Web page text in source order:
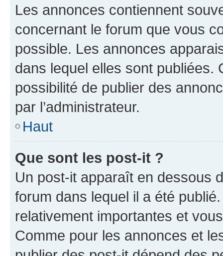
Les annonces contiennent
concernant le forum que vous
possible. Les annonces
dans lequel elles sont publiées.
possibilité de publier des
par l’administrateur.
Haut
Que sont les post-it ?
Un post-it apparaît en dessous
forum dans lequel il a été
relativement importantes et
Comme pour les annonces et